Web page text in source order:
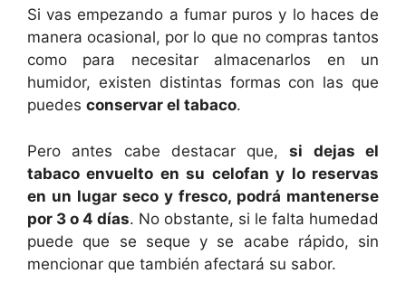
Si vas empezando a fumar puros y lo haces de
manera ocasional, por lo que no compras tantos
como para necesitar almacenarlos en un
humidor, existen distintas formas con las que
puedes conservar el tabaco.
Pero antes cabe destacar que,si dejas el
tabaco envuelto en su celofan y lo reservas
en un lugar seco y fresco, podrá mantenerse
por 3 o 4 días. No obstante, si le falta humedad
puede que se seque y se acabe rápido, sin
mencionar que también afectará su sabor.